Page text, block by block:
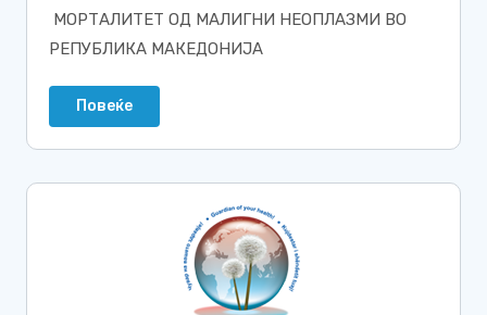
МОРТАЛИТЕТ ОД МАЛИГНИ НЕОПЛАЗМИ ВО
РЕПУБЛИКА МАКЕДОНИЈА
Повеќе